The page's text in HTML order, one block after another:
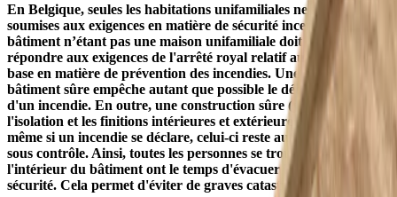
En Belgique, seules les habitations unifamiliales ne sont pas
soumises aux exigences en matière de sécurité incendie. Tout
bâtiment n’étant pas une maison unifamiliale doit donc
répondre aux exigences de l'arrêté royal relatif aux normes de
base en matière de prévention des incendies. Une enveloppe de
bâtiment sûre empêche autant que possible le déclenchement
d'un incendie. En outre, une construction sûre (y compris
l'isolation et les finitions intérieures et extérieures) garantit que,
même si un incendie se déclare, celui-ci reste autant que possible
sous contrôle. Ainsi, toutes les personnes se trouvant à
l'intérieur du bâtiment ont le temps d'évacuer les lieux en toute
sécurité. Cela permet d'éviter de graves catastrophes.